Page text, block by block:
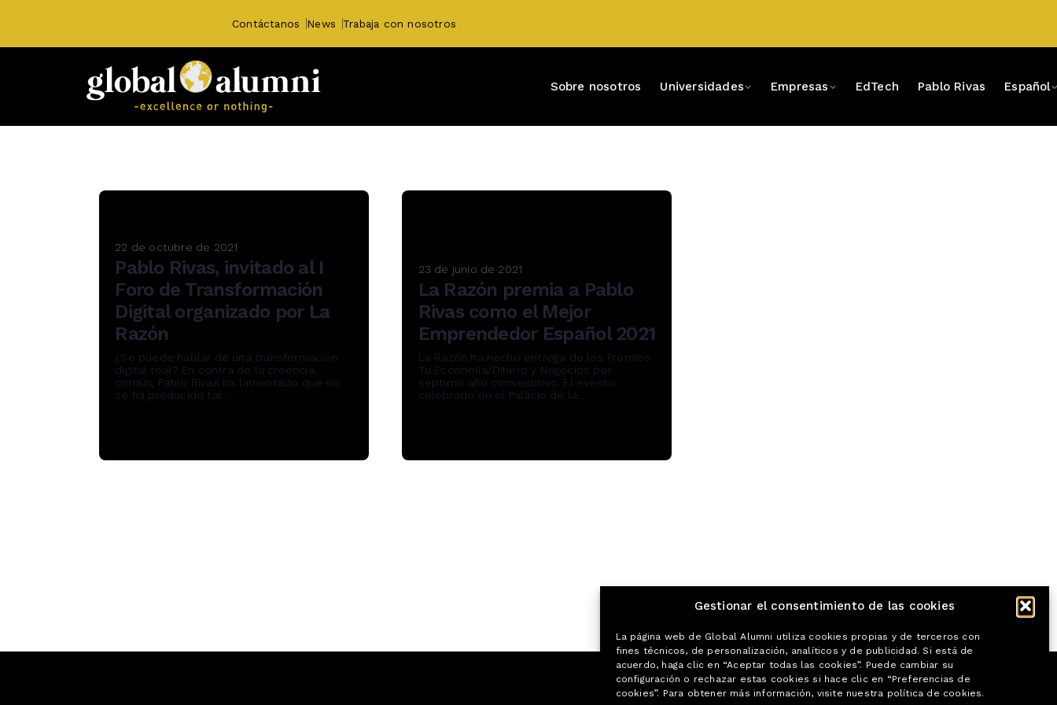
Gestionar el consentimiento de las cookies
La página web de Global Alumni utiliza cookies propias y de terceros con
fines técnicos, de personalización, analíticos y de publicidad. Si está de
acuerdo, haga clic en “Aceptar todas las cookies”. Puede cambiar su
configuración o rechazar estas cookies si hace clic en “Preferencias de
cookies”. Para obtener más información, visite nuestra política de cookies.
Contáctanos News Trabaja con nosotros
Sobre nosotros Universidades Empresas EdTech Pablo Rivas Español
22 de octubre de 2021
Pablo Rivas, invitado al I
Foro de Transformación
Digital organizado por La
Razón
¿Se puede hablar de una transformación
digital real? En contra de la creencia
común, Pablo Rivas ha lamentado que no
se ha producido tal...
23 de junio de 2021
La Razón premia a Pablo
Rivas como el Mejor
Emprendedor Español 2021
La Razón ha hecho entrega de los Premios
Tu Economía/Dinero y Negocios por
séptimo año consecutivo. El evento,
celebrado en el Palacio de la...